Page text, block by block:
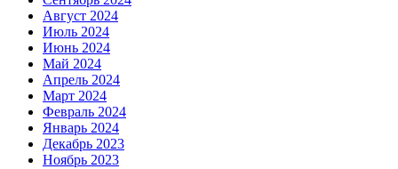
Август 2024
Июль 2024
Июнь 2024
Май 2024
Апрель 2024
Март 2024
Февраль 2024
Январь 2024
Декабрь 2023
Ноябрь 2023